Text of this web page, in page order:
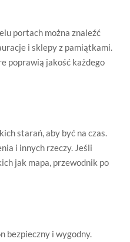
portach można znaleźć
i sklepy z pamiątkami.
poprawią jakość każdego
starań, aby być na czas.
i innych rzeczy. Jeśli
jak mapa, przewodnik po
bezpieczny i wygodny.